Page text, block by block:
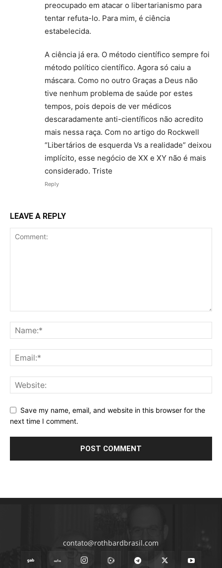
preocupado em atacar o libertarianismo para
tentar refuta-lo. Para mim, é ciência
estabelecida.
A ciência já era. O método científico sempre foi
método político científico. Agora só caiu a
máscara. Como no outro Graças a Deus não
tive nenhum problema de saúde por estes
tempos, pois depois de ver médicos
descaradamente anti-científicos não acredito
mais nessa raça. Com no artigo do Rockwell
“Libertários de esquerda Vs a realidade” deixou
implícito, esse negócio de XX e XY não é mais
considerado. Triste
Reply
LEAVE A REPLY
Save my name, email, and website in this browser for the
next time I comment.
contato@rothbardbrasil.com